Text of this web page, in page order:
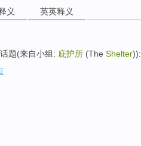
义 英英释义
题(来自小组: 庇护所 (The Shelter)):